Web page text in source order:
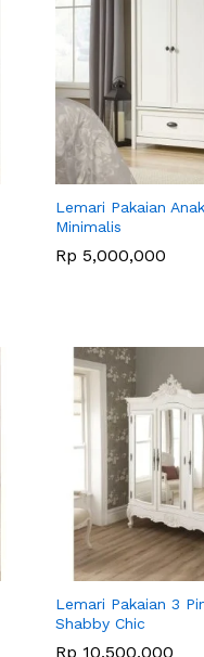
Lemari Pakaian
Minimalis
Rp 5,000,000
Rp 5,000,000
Lemari Pakaian 3
Shabby Chic
Rp 10,500,000
Rp 10,500,000